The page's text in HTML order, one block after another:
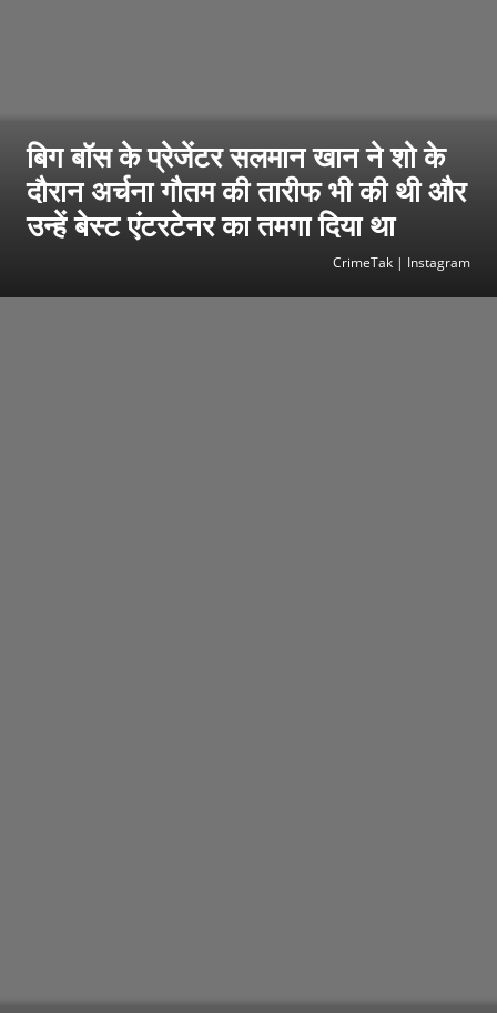
बिग बॉस के प्रेजेंटर सलमान खान ने शो के
दौरान अर्चना गौतम की तारीफ भी की थी और
उन्हें बेस्ट एंटरटेनर का तमगा दिया था
CrimeTak | Instagram